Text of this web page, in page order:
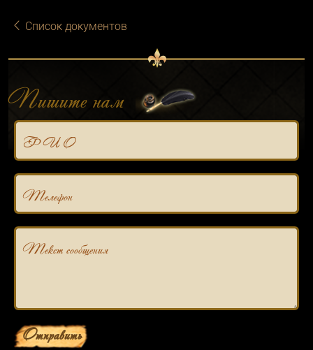
Список документов
Пишите нам
Ф И О
Телефон
Текст сообщения
Отправить